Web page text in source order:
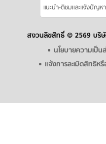
แนะนำ-ติชมเเละแจ้งปัญห
สงวนลิขสิทธิ์ © 2569 บริ
นโยบายความเป็
แจ้งการละเมิดสิทธิห